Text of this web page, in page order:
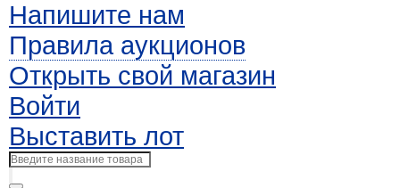
Напишите нам
Правила аукционов
Открыть свой магазин
Войти
Выставить лот